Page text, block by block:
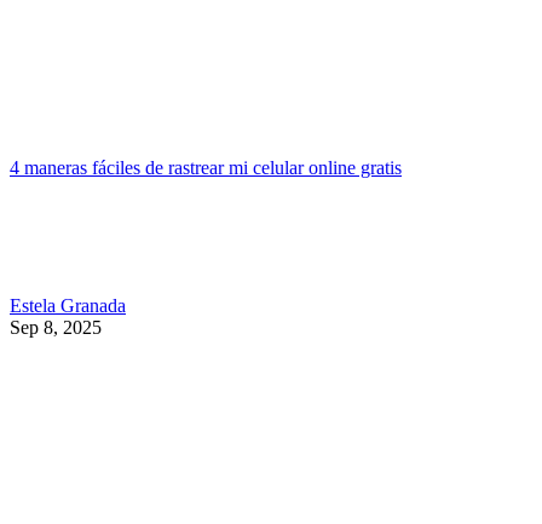
4 maneras fáciles de rastrear mi celular online gratis
Estela Granada
Sep 8, 2025